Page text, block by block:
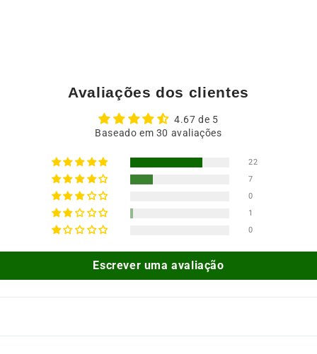
Avaliações dos clientes
4.67 de 5
Baseado em 30 avaliações
22
7
0
1
0
Escrever uma avaliação